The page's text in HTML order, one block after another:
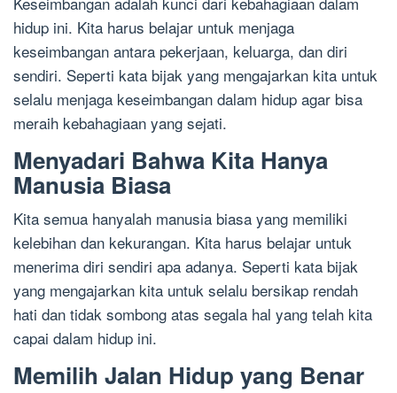
hidup ini. Kita harus belajar untuk menjaga
keseimbangan antara pekerjaan, keluarga, dan diri
sendiri. Seperti kata bijak yang mengajarkan kita untuk
selalu menjaga keseimbangan dalam hidup agar bisa
meraih kebahagiaan yang sejati.
Menyadari Bahwa Kita Hanya
Manusia Biasa
Kita semua hanyalah manusia biasa yang memiliki
kelebihan dan kekurangan. Kita harus belajar untuk
menerima diri sendiri apa adanya. Seperti kata bijak
yang mengajarkan kita untuk selalu bersikap rendah
hati dan tidak sombong atas segala hal yang telah kita
capai dalam hidup ini.
Memilih Jalan Hidup yang Benar